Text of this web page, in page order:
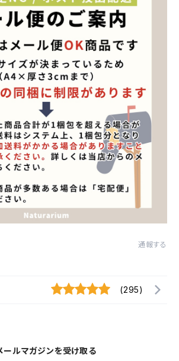
通報する
(295)
ールマガジンを受け取る